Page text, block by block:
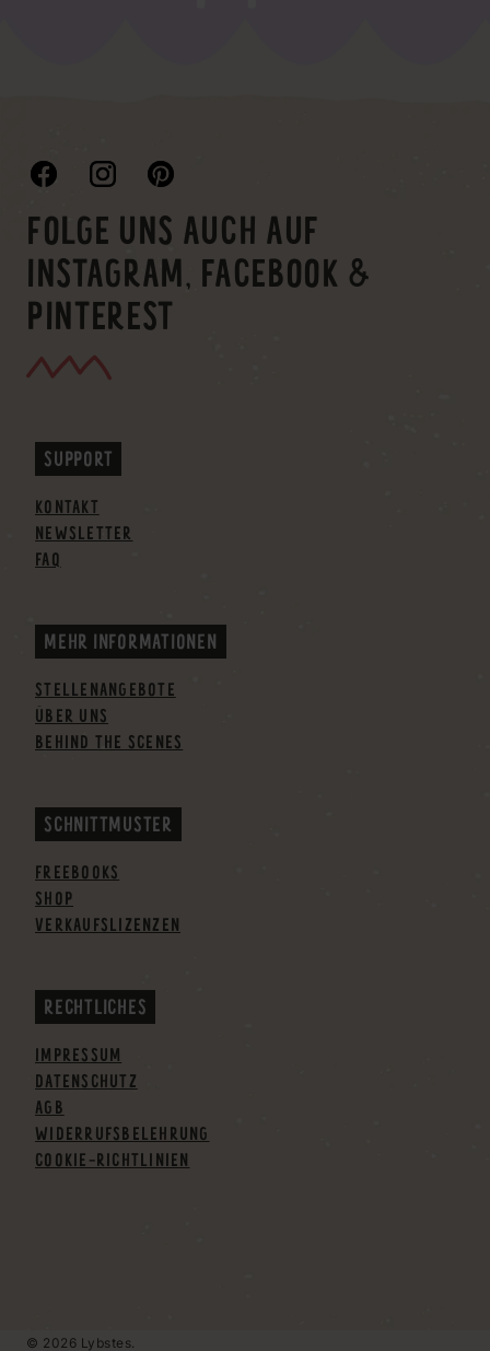
FOLGE UNS AUCH AUF
INSTAGRAM, FACEBOOK &
PINTEREST
SUPPORT
KONTAKT
NEWSLETTER
FAQ
MEHR INFORMATIONEN
STELLENANGEBOTE
ÜBER UNS
BEHIND THE SCENES
SCHNITTMUSTER
FREEBOOKS
SHOP
VERKAUFSLIZENZEN
RECHTLICHES
IMPRESSUM
DATENSCHUTZ
AGB
WIDERRUFSBELEHRUNG
COOKIE-RICHTLINIEN
© 2026 Lybstes.